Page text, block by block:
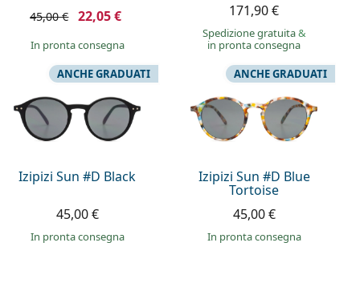
45,00 € 22,05 €
in pronta consegna
171,90 €
Spedizione gratuita&
in pronta consegna
Izipizi Sun #D Black
ANCHE GRADUATI
45,00 €
in pronta consegna
Izipizi Sun #D Blue
Tortoise
ANCHE GRADUATI
45,00 €
in pronta consegna